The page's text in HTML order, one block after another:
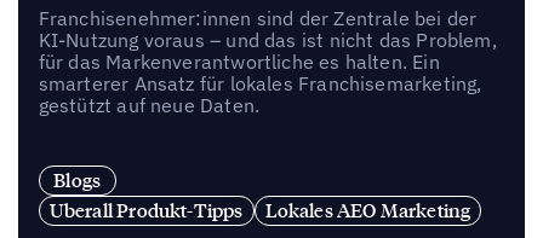
Franchisenehmer:innen sind der Zentrale bei der
KI-Nutzung voraus – und das ist nicht das Problem,
für das Markenverantwortliche es halten. Ein
smarterer Ansatz für lokales Franchisemarketing,
gestützt auf neue Daten.
Blogs
Uberall Produkt-Tipps
Lokales AEO Marketing